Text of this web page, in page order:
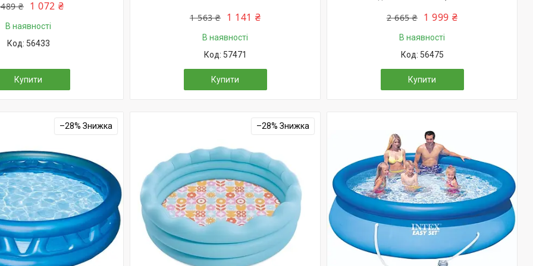
₴ 1 072 ₴
В наявності
56433
Купити
1 563 ₴ 1 141 ₴
В наявності
57471
Купити
2 665 ₴ 1 999 ₴
В наявності
56475
Купити
–28% –28%